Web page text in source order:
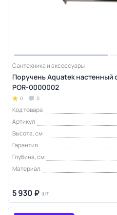
Сантехника и аксессуары
Поручень Aquatek настенный
POR-0000002
0 0
Код товара
Артикул
Высота, см
Гарантия
Глубина, см
Материал
5 930 ₽ шт